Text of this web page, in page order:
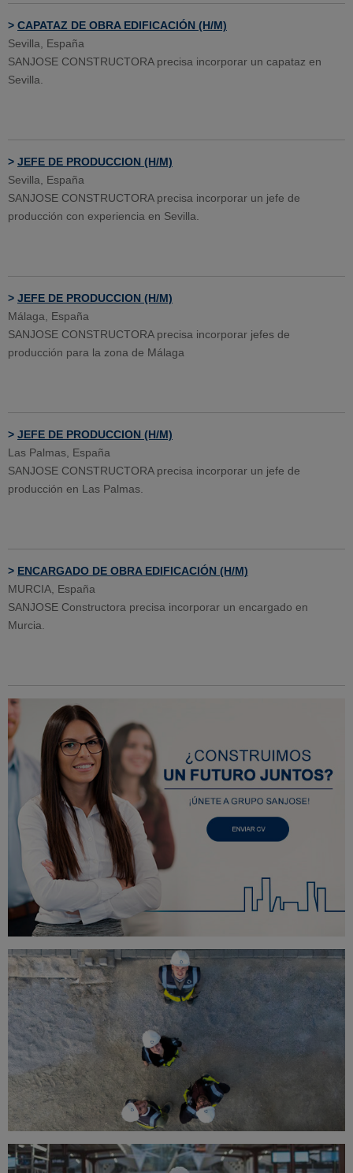
> CAPATAZ DE OBRA EDIFICACIÓN (H/M)
Sevilla, España
SANJOSE CONSTRUCTORA precisa incorporar un capataz en
Sevilla.
> JEFE DE PRODUCCION (H/M)
Sevilla, España
SANJOSE CONSTRUCTORA precisa incorporar un jefe de
producción con experiencia en Sevilla.
> JEFE DE PRODUCCION (H/M)
Málaga, España
SANJOSE CONSTRUCTORA precisa incorporar jefes de
producción para la zona de Málaga
> JEFE DE PRODUCCION (H/M)
Las Palmas, España
SANJOSE CONSTRUCTORA precisa incorporar un jefe de
producción en Las Palmas.
> ENCARGADO DE OBRA EDIFICACIÓN (H/M)
MURCIA, España
SANJOSE Constructora precisa incorporar un encargado en
Murcia.